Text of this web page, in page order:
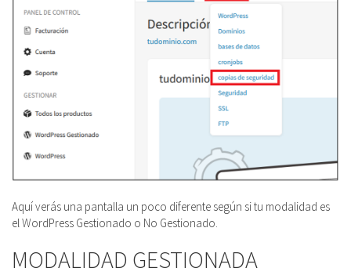
Aquí verás una pantalla un poco diferente según si tu modalidad es
el WordPress Gestionado o No Gestionado.
MODALIDAD GESTIONADA